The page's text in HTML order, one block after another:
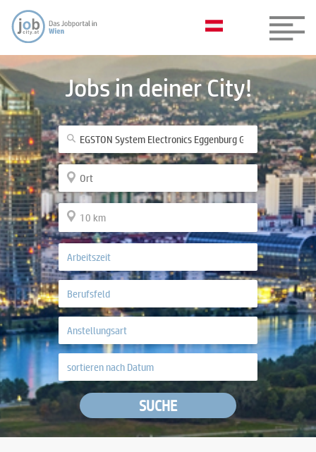
Jobs in deiner City!
SUCHE